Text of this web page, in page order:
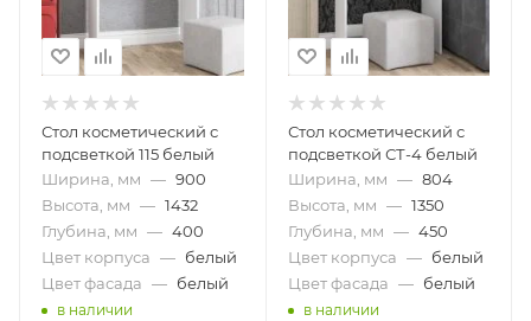
Стол косметический с
подсветкой 115 белый
Ширина, мм — 900
Высота, мм — 1432
Глубина, мм — 400
Цвет корпуса — белый
Цвет фасада — белый
в наличии
Стол косметический с
подсветкой СТ-4 белый
Ширина, мм — 804
Высота, мм — 1350
Глубина, мм — 450
Цвет корпуса — белый
Цвет фасада — белый
в наличии